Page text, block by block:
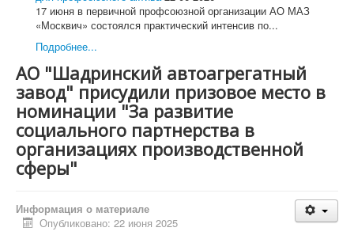
Международное сотрудничество
Организационная работа
Органы Профсоюза
Съезд Профсоюза
Председатель Профсоюза, заместители Председателя
Профсоюза
ЦК Профсоюза
Президиум Профсоюза
КРК Профсоюза
Бюро Президиума
Постоянные комиссии ЦК Профсоюза
Комиссия ЦК Профсоюза АСМ РФ по организационно-
РФ
Комиссия ЦК Профсоюза АСМ РФ по охране труда и
17 июня в первичной профсоюзной организации АО МАЗ
«Москвич» состоялся практический интенсив по...
Подробнее...
АО "Шадринский автоагрегатный
завод" присудили призовое место в
номинации "За развитие
социального партнерства в
организациях производственной
сферы"
Информация о материале
Опубликовано: 22 июня 2025